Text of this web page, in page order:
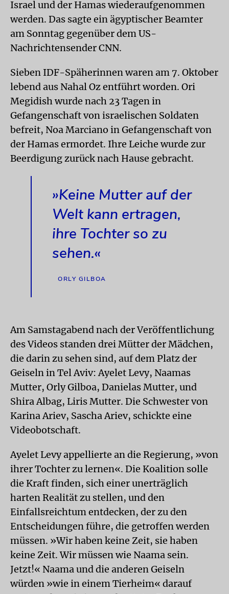
Israel und der Hamas wiederaufgenommen
werden. Das sagte ein ägyptischer Beamter
am Sonntag gegenüber dem US-
Nachrichtensender CNN.
Sieben IDF-Späherinnen waren am 7. Oktober
lebend aus Nahal Oz entführt worden. Ori
Megidish wurde nach 23 Tagen in
Gefangenschaft von israelischen Soldaten
befreit, Noa Marciano in Gefangenschaft von
der Hamas ermordet. Ihre Leiche wurde zur
Beerdigung zurück nach Hause gebracht.
»Keine Mutter auf der
Welt kann ertragen,
ihre Tochter so zu
sehen.«
ORLY GILBOA
Am Samstagabend nach der Veröffentlichung
des Videos standen drei Mütter der Mädchen,
die darin zu sehen sind, auf dem Platz der
Geiseln in Tel Aviv: Ayelet Levy, Naamas
Mutter, Orly Gilboa, Danielas Mutter, und
Shira Albag, Liris Mutter. Die Schwester von
Karina Ariev, Sascha Ariev, schickte eine
Videobotschaft.
Ayelet Levy appellierte an die Regierung, »von
ihrer Tochter zu lernen«. Die Koalition solle
die Kraft finden, sich einer unerträglich
harten Realität zu stellen, und den
Einfallsreichtum entdecken, der zu den
Entscheidungen führe, die getroffen werden
müssen. »Wir haben keine Zeit, sie haben
keine Zeit. Wir müssen wie Naama sein.
Jetzt!« Naama und die anderen Geiseln
würden »wie in einem Tierheim« darauf